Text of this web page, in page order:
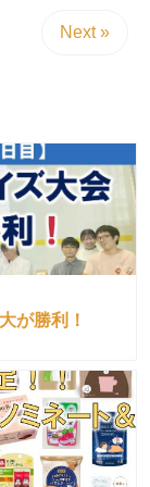
Next »
が勝利！